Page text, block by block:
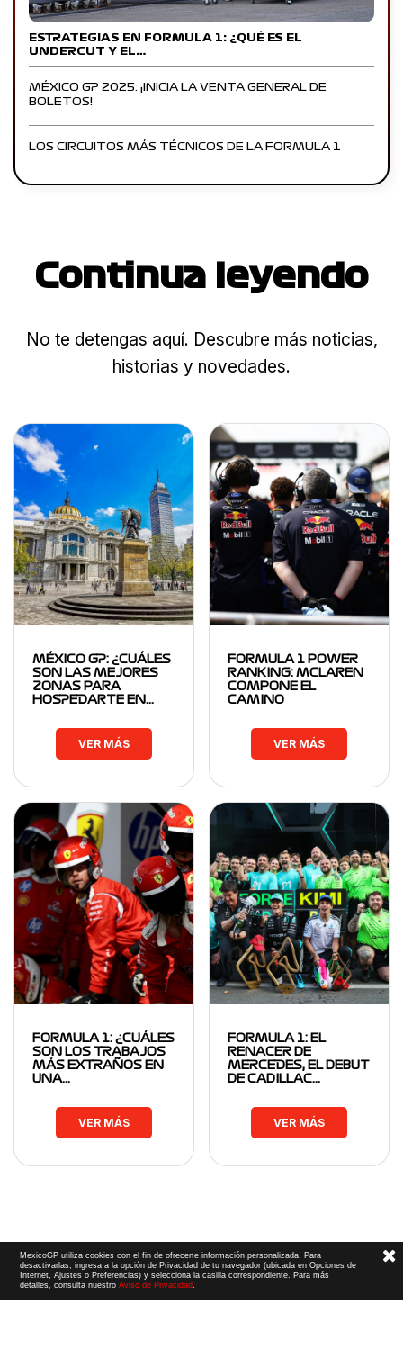
ESTRATEGIAS EN FORMULA 1: ¿QUÉ ES EL
UNDERCUT Y EL…
MÉXICO GP 2025: ¡INICIA LA VENTA GENERAL DE
BOLETOS!
LOS CIRCUITOS MÁS TÉCNICOS DE LA FORMULA 1
Continua leyendo
No te detengas aquí. Descubre más noticias,
historias y novedades.
MÉXICO GP: ¿CUÁLES
SON LAS MEJORES
ZONAS PARA
HOSPEDARTE EN…
VER MÁS
FORMULA 1 POWER
RANKING: MCLAREN
COMPONE EL
CAMINO
VER MÁS
FORMULA 1: ¿CUÁLES
SON LOS TRABAJOS
MÁS EXTRAÑOS EN
UNA…
VER MÁS
FORMULA 1: EL
RENACER DE
MERCEDES, EL DEBUT
DE CADILLAC…
VER MÁS
MexicoGP utiliza cookies con el fin de ofrecerte información personalizada. Para
desactivarlas, ingresa a la opción de Privacidad de tu navegador (ubicada en Opciones de
Internet, Ajustes o Preferencias) y selecciona la casilla correspondiente. Para más
detalles, consulta nuestroAviso de Privacidad.